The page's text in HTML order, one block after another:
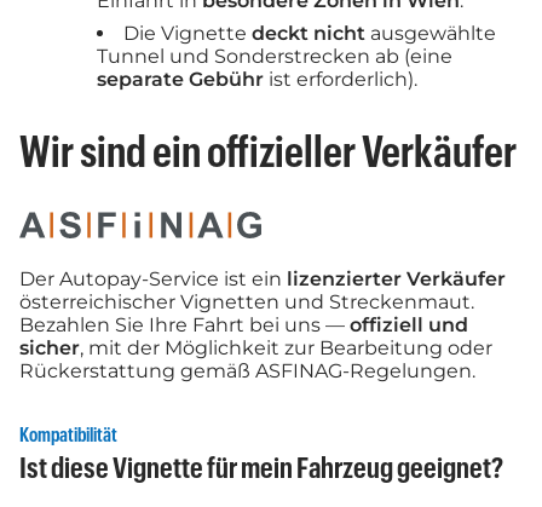
Die Vignette deckt nicht ausgewählte
Tunnel und Sonderstrecken ab (eine
separate Gebühr ist erforderlich).
Wir sind ein offizieller Verkäufer
Der Autopay-Service ist ein lizenzierter Verkäufer
österreichischer Vignetten und Streckenmaut.
Bezahlen Sie Ihre Fahrt bei uns — offiziell und
sicher, mit der Möglichkeit zur Bearbeitung oder
Rückerstattung gemäß ASFINAG-Regelungen.
Kompatibilität
Ist diese Vignette für mein Fahrzeug geeignet?